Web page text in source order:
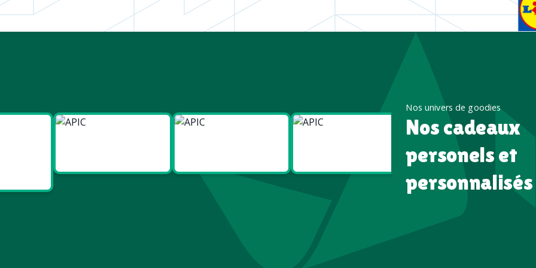
Goodies
High tech
Nos univers de goodies
Nos cadeaux
personels et
personnalisés